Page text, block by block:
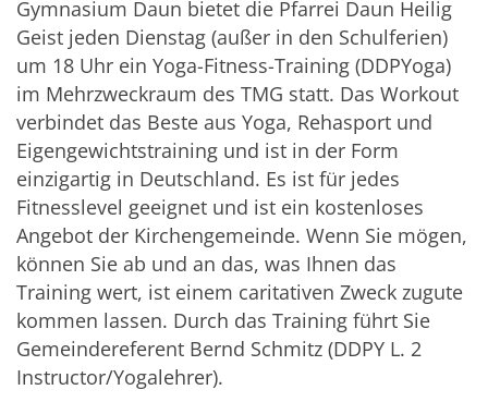
Gymnasium Daun bietet die Pfarrei Daun Heilig
Geist jeden Dienstag (außer in den Schulferien)
um 18 Uhr ein Yoga-Fitness-Training (DDPYoga)
im Mehrzweckraum des TMG statt. Das Workout
verbindet das Beste aus Yoga, Rehasport und
Eigengewichtstraining und ist in der Form
einzigartig in Deutschland. Es ist für jedes
Fitnesslevel geeignet und ist ein kostenloses
Angebot der Kirchengemeinde. Wenn Sie mögen,
können Sie ab und an das, was Ihnen das
Training wert, ist einem caritativen Zweck zugute
kommen lassen. Durch das Training führt Sie
Gemeindereferent Bernd Schmitz (DDPY L. 2
Instructor/Yogalehrer).